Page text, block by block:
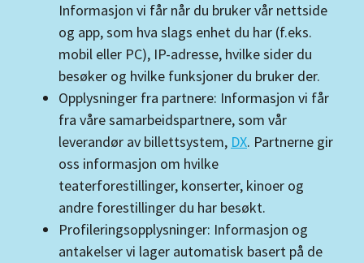
Informasjon vi får når du bruker vår nettside
og app, som hva slags enhet du har (f.eks.
mobil eller PC), IP-adresse, hvilke sider du
besøker og hvilke funksjoner du bruker der.
Opplysninger fra partnere: Informasjon vi får
fra våre samarbeidspartnere, som vår
leverandør av billettsystem, DX. Partnerne gir
oss informasjon om hvilke
teaterforestillinger, konserter, kinoer og
andre forestillinger du har besøkt.
Profileringsopplysninger: Informasjon og
antakelser vi lager automatisk basert på de